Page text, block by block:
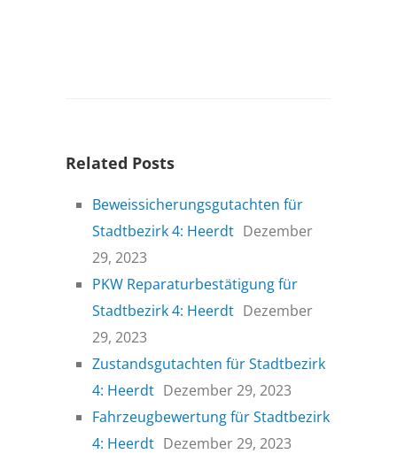
Related Posts
Beweissicherungsgutachten für
Stadtbezirk 4: Heerdt Dezember
29, 2023
PKW Reparaturbestätigung für
Stadtbezirk 4: Heerdt Dezember
29, 2023
Zustandsgutachten für Stadtbezirk
4: Heerdt Dezember 29, 2023
Fahrzeugbewertung für Stadtbezirk
4: Heerdt Dezember 29, 2023